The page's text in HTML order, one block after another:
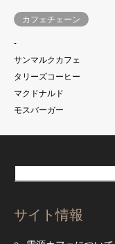
カフェチェーン
-
サンマルクカフェ
タリーズコーヒー
マクドナルド
モスバーガー
サイト情報